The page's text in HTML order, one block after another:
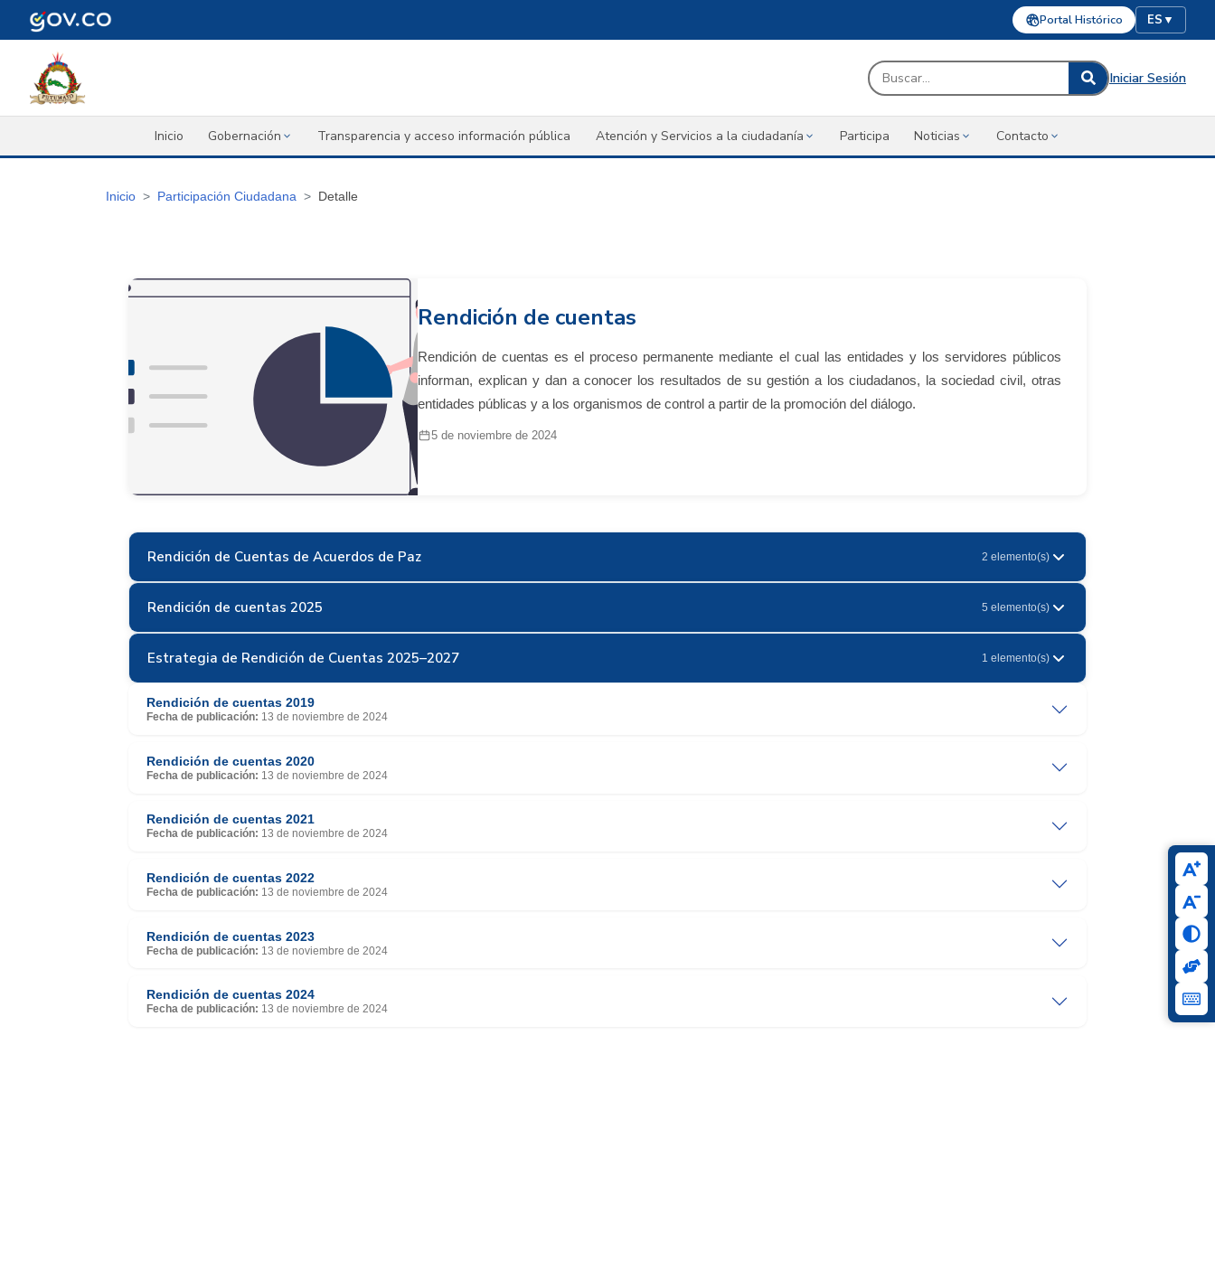
Portal Histórico ES▼
Iniciar Sesión
Inicio Gobernación Transparencia y acceso información pública Atención y Servicios a la ciudadanía Participa Noticias Contacto
Inicio Participación Ciudadana Detalle
Rendición de cuentas
Rendición de cuentas es el proceso permanente mediante el cual las entidades y los servidores públicos
informan, explican y dan a conocer los resultados de su gestión a los ciudadanos, la sociedad civil, otras
entidades públicas y a los organismos de control a partir de la promoción del diálogo.
5 de noviembre de 2024
Rendición de Cuentas de Acuerdos de Paz 2 elemento(s)
Rendición de cuentas 2025 5 elemento(s)
Estrategia de Rendición de Cuentas 2025–2027 1 elemento(s)
Rendición de cuentas 2019
Fecha de publicación: 13 de noviembre de 2024
Rendición de cuentas 2020
Fecha de publicación: 13 de noviembre de 2024
Rendición de cuentas 2021
Fecha de publicación: 13 de noviembre de 2024
Rendición de cuentas 2022
Fecha de publicación: 13 de noviembre de 2024
Rendición de cuentas 2023
Fecha de publicación: 13 de noviembre de 2024
Rendición de cuentas 2024
Fecha de publicación: 13 de noviembre de 2024